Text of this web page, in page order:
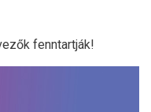
fenntartják!